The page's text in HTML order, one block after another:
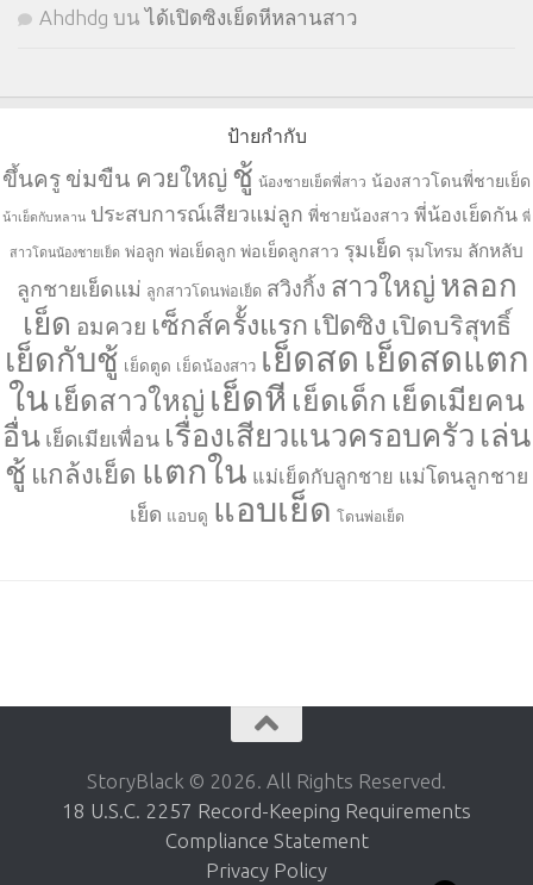
Ahdhdg บนได้เปิดซิงเย็ดหีหลานสาว
ป้ายกำกับ
ขึ้นครู ข่มขืน ควยใหญ่ ชู้ น้องชายเย็ดพี่สาว น้องสาวโดนพี่ชายเย็ด
น้าเย็ดกับหลาน ประสบการณ์เสียวแม่ลูก พี่ชายน้องสาว พี่น้องเย็ดกัน พี่
สาวโดนน้องชายเย็ด พ่อลูก พ่อเย็ดลูก พ่อเย็ดลูกสาว รุมเย็ด รุมโทรม ลักหลับ
ลูกชายเย็ดแม่ ลูกสาวโดนพ่อเย็ด สวิงกิ้ง สาวใหญ่ หลอก
เย็ด อมควย เซ็กส์ครั้งแรก เปิดซิง เปิดบริสุทธิ์
เย็ดกับชู้ เย็ดตูด เย็ดน้องสาว เย็ดสด เย็ดสดแตก
ใน เย็ดสาวใหญ่ เย็ดหี เย็ดเด็ก เย็ดเมียคน
อื่น เย็ดเมียเพื่อน เรื่องเสียวแนวครอบครัว เล่น
ชู้ แกล้งเย็ด แตกใน แม่เย็ดกับลูกชาย แม่โดนลูกชาย
เย็ด แอบดู แอบเย็ด โดนพ่อเย็ด
StoryBlack © 2026. All Rights Reserved.
18 U.S.C. 2257 Record-Keeping Requirements
Compliance Statement
Privacy Policy